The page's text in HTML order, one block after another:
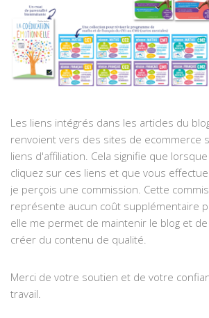
Les liens intégrés dans les articles du
renvoient vers des sites de ecommerce
liens d'affiliation. Cela signifie que
cliquez sur ces liens et que vous
je perçois une commission. Cette
représente aucun coût supplémentaire
elle me permet de maintenir le blog et
créer du contenu de qualité.
Merci de votre soutien et de votre
travail.